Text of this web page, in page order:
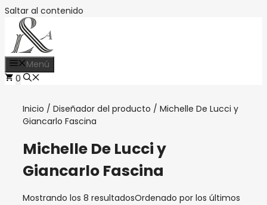
Saltar al contenido
Menú
0
Inicio / Diseñador del producto / Michelle De Lucci y
Giancarlo Fascina
Michelle De Lucci y
Giancarlo Fascina
Mostrando los 8 resultadosOrdenado por los últimos